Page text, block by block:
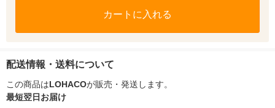
カートに入れる
配送情報・送料について
この商品はLOHACOが販売・発送します。
最短翌日お届け